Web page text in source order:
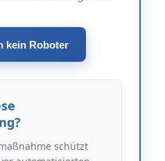
kein Roboter
schützt